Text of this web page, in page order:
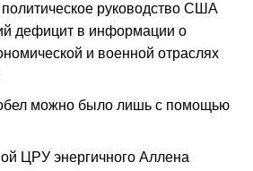
политическое руководство США
дефицит в информации о
и военной отраслях
можно было лишь с помощью
ЦРУ энергичного Аллена